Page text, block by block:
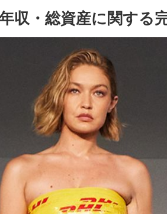
収・総資産に関する